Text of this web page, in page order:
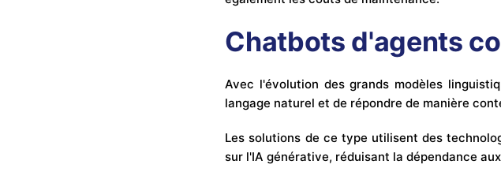
Chatbots d'agents
Avec l'évolution des grands modèles
langage naturel et de répondre de manière
Les solutions de ce type utilisent des
sur l'IA générative, réduisant la dépendance